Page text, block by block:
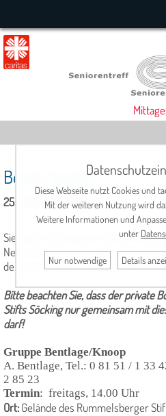
Boule-Spielen
25. Juli 2025, 14:00 Uhr
Sie haben Interesse an dieser
Neben den Boule-Kugeln sollten
denn der Spaß am Spiel steht im
Bitte beachten Sie, dass der private
Stifts Söcking nur gemeinsam mit
darf!
Gruppe Bentlage/Knoop
A. Bentlage, Tel.: 0 81 51 / 1 33
2 85 23
Termin: freitags, 14.00 Uhr
Ort:Gelände des Rummelsberger
Diese Webseite nutzt Cookies und
Mit der weiteren Nutzung wird
Weitere Informationen und
unter
Nur notwendige Details